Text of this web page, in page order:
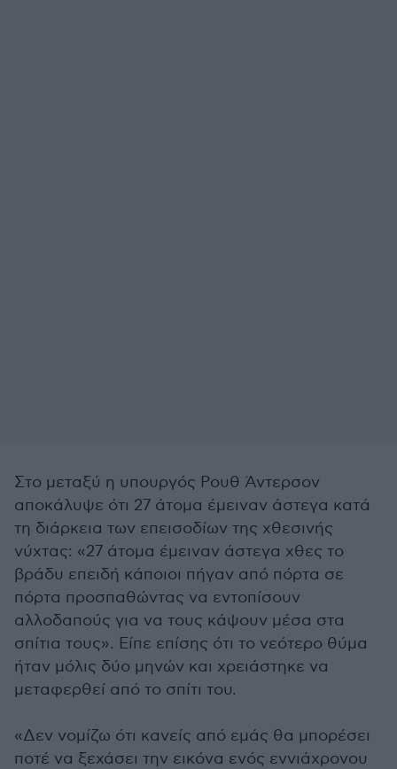
Στο μεταξύ η υπουργός Ρουθ Άντερσον
αποκάλυψε ότι 27 άτομα έμειναν άστεγα κατά
τη διάρκεια των επεισοδίων της χθεσινής
νύχτας: «27 άτομα έμειναν άστεγα χθες το
βράδυ επειδή κάποιοι πήγαν από πόρτα σε
πόρτα προσπαθώντας να εντοπίσουν
αλλοδαπούς για να τους κάψουν μέσα στα
σπίτια τους». Είπε επίσης ότι το νεότερο θύμα
ήταν μόλις δύο μηνών και χρειάστηκε να
μεταφερθεί από το σπίτι του.
«Δεν νομίζω ότι κανείς από εμάς θα μπορέσει
ποτέ να ξεχάσει την εικόνα ενός εννιάχρονου